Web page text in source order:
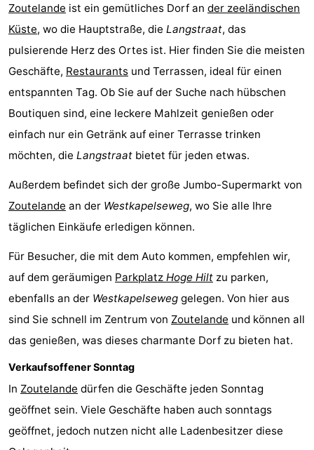
Zoutelande ist ein gemütliches Dorf an der zeeländischen
Küste, wo die Hauptstraße, die Langstraat, das
pulsierende Herz des Ortes ist. Hier finden Sie die meisten
Geschäfte, Restaurants und Terrassen, ideal für einen
entspannten Tag. Ob Sie auf der Suche nach hübschen
Boutiquen sind, eine leckere Mahlzeit genießen oder
einfach nur ein Getränk auf einer Terrasse trinken
möchten, die Langstraat bietet für jeden etwas.
Außerdem befindet sich der große Jumbo-Supermarkt von
Zoutelande an der Westkapelseweg, wo Sie alle Ihre
täglichen Einkäufe erledigen können.
Für Besucher, die mit dem Auto kommen, empfehlen wir,
auf dem geräumigen Parkplatz Hoge Hilt zu parken,
ebenfalls an der Westkapelseweg gelegen. Von hier aus
sind Sie schnell im Zentrum von Zoutelande und können all
das genießen, was dieses charmante Dorf zu bieten hat.
Verkaufsoffener Sonntag
In Zoutelande dürfen die Geschäfte jeden Sonntag
geöffnet sein. Viele Geschäfte haben auch sonntags
geöffnet, jedoch nutzen nicht alle Ladenbesitzer diese